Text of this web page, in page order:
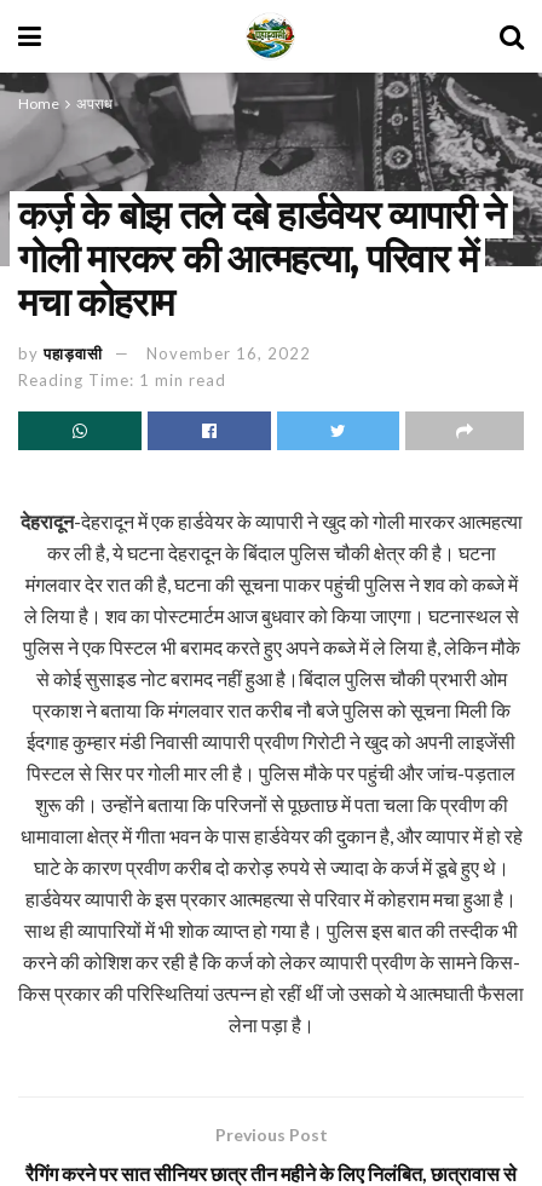
Home अपराध
कर्ज़ के बोझ तले दबे हार्डवेयर व्यापारी ने
गोली मारकर की आत्महत्या, परिवार में
मचा कोहराम
by पहाड़वासी
November 16, 2022
Reading Time: 1 min read
देहरादून-देहरादून में एक हार्डवेयर के व्यापारी ने खुद को गोली मारकर आत्महत्या
कर ली है, ये घटना देहरादून के बिंदाल पुलिस चौकी क्षेत्र की है। घटना
मंगलवार देर रात की है, घटना की सूचना पाकर पहुंची पुलिस ने शव को कब्जे में
ले लिया है। शव का पोस्टमार्टम आज बुधवार को किया जाएगा। घटनास्थल से
पुलिस ने एक पिस्टल भी बरामद करते हुए अपने कब्जे में ले लिया है, लेकिन मौके
से कोई सुसाइड नोट बरामद नहीं हुआ है।बिंदाल पुलिस चौकी प्रभारी ओम
प्रकाश ने बताया कि मंगलवार रात करीब नौ बजे पुलिस को सूचना मिली कि
ईदगाह कुम्हार मंडी निवासी व्यापारी प्रवीण गिरोटी ने खुद को अपनी लाइजेंसी
पिस्टल से सिर पर गोली मार ली है। पुलिस मौके पर पहुंची और जांच-पड़ताल
शुरू की। उन्होंने बताया कि परिजनों से पूछताछ में पता चला कि प्रवीण की
धामावाला क्षेत्र में गीता भवन के पास हार्डवेयर की दुकान है, और व्यापार में हो रहे
घाटे के कारण प्रवीण करीब दो करोड़ रुपये से ज्यादा के कर्ज में डूबे हुए थे।
हार्डवेयर व्यापारी के इस प्रकार आत्महत्या से परिवार में कोहराम मचा हुआ है।
साथ ही व्यापारियों में भी शोक व्याप्त हो गया है। पुलिस इस बात की तस्दीक भी
करने की कोशिश कर रही है कि कर्ज को लेकर व्यापारी प्रवीण के सामने किस-
किस प्रकार की परिस्थितियां उत्पन्न हो रहीं थीं जो उसको ये आत्मघाती फैसला
लेना पड़ा है।
Previous Post
रैगिंग करने पर सात सीनियर छात्र तीन महीने के लिए निलंबित, छात्रावास से